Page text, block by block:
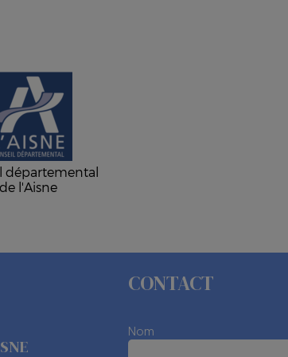
départemental
de l'Aisne
CONTACT
Nom